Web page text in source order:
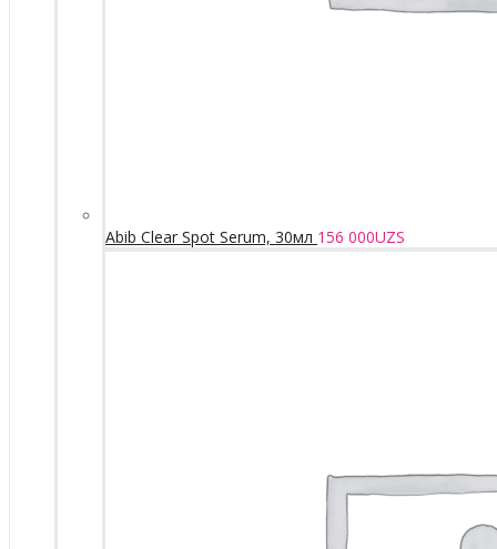
Abib Clear Spot Serum, 30мл 156 000UZS